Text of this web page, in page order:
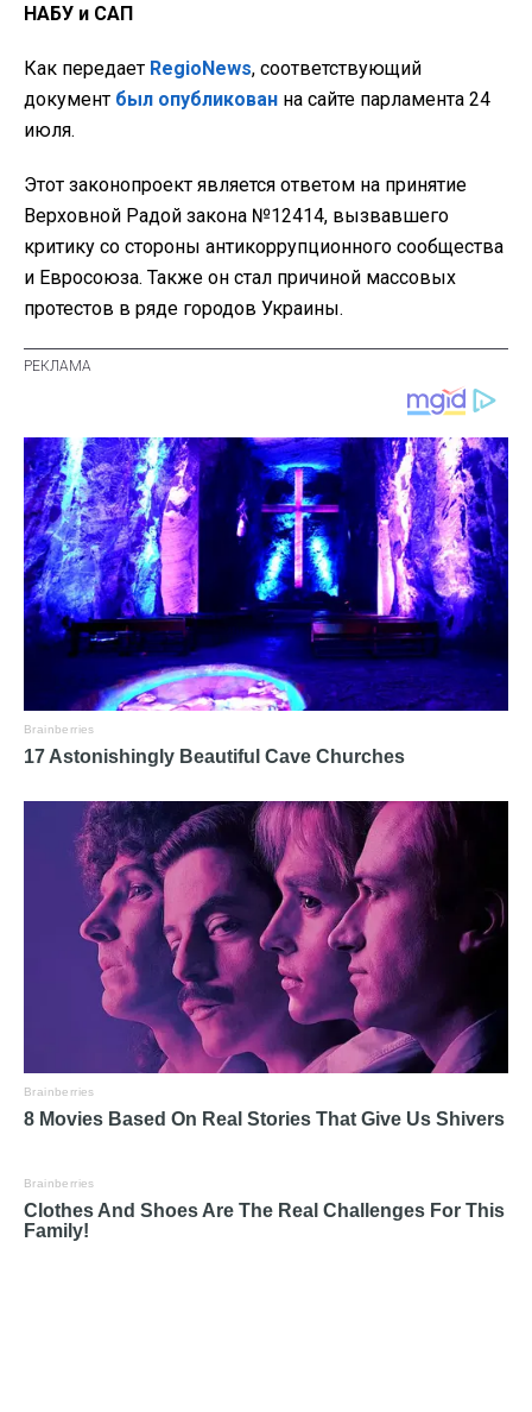
НАБУ и САП
Как передает RegioNews, соответствующий
документ был опубликован на сайте парламента 24
июля.
Этот законопроект является ответом на принятие
Верховной Радой закона №12414, вызвавшего
критику со стороны антикоррупционного сообщества
и Евросоюза. Также он стал причиной массовых
протестов в ряде городов Украины.